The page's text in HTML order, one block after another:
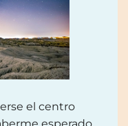
el centro